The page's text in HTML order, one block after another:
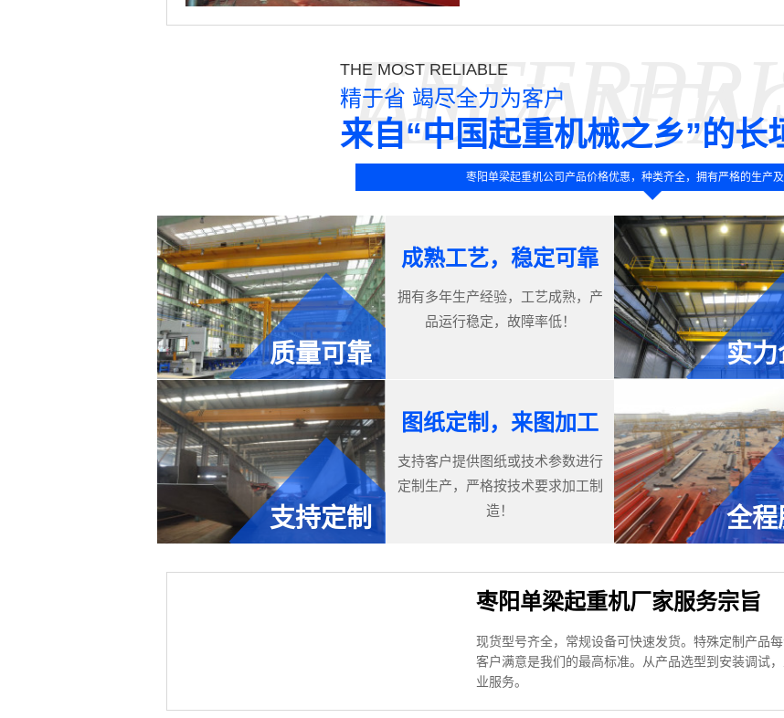
THE MOST RELIABLE
精于省 竭尽全力为客户
来自“中国起重机械之乡”的长
枣阳单梁起重机公司产品价格优惠，种类齐全，拥有严格的生产及
质量可靠
成熟工艺，稳定可靠
拥有多年生产经验，工艺成熟，产
品运行稳定，故障率低！
实力
支持定制
图纸定制，来图加工
支持客户提供图纸或技术参数进行
定制生产，严格按技术要求加工制
造！
全程
枣阳单梁起重机厂家服务宗旨
现货型号齐全，常规设备可快速发货。特殊定制产品
客户满意是我们的最高标准。从产品选型到安装调试
业服务。